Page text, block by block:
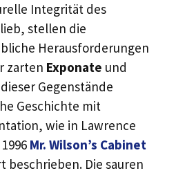
Integrität des
stellen die
Herausforderungen
zarten Exponate und
Gegenstände
Geschichte mit
wie in Lawrence
Mr. Wilson’s Cabinet
Die sauren